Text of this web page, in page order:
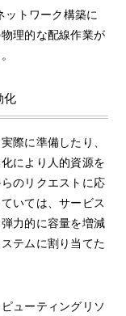
ットワーク構築に
理的な配線作業が
化
際に準備したり、
により人的資源を
のリクエストに応
いては、サービス
力的に容量を増減
テムに割り当てた
ューティングリソ